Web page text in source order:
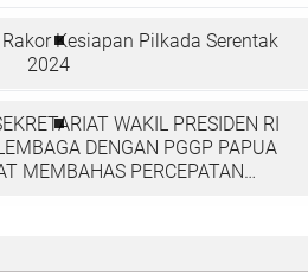
Kesiapan Pilkada Serentak
2024
WAKIL PRESIDEN RI
DENGAN PGGP PAPUA
MEMBAHAS PERCEPATAN